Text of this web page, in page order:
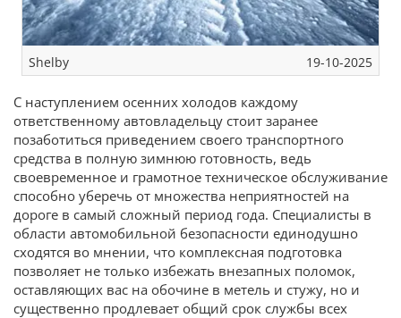
Shelby 19-10-2025
С наступлением осенних холодов каждому
ответственному автовладельцу стоит заранее
позаботиться приведением своего транспортного
средства в полную зимнюю готовность, ведь
своевременное и грамотное техническое обслуживание
способно уберечь от множества неприятностей на
дороге в самый сложный период года. Специалисты в
области автомобильной безопасности единодушно
сходятся во мнении, что комплексная подготовка
позволяет не только избежать внезапных поломок,
оставляющих вас на обочине в метель и стужу, но и
существенно продлевает общий срок службы всех